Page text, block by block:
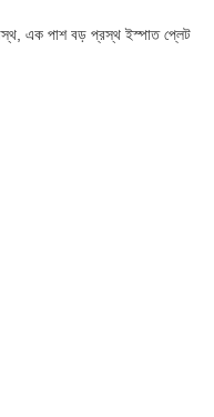
এক পাশ বড় প্রস্থ ইস্পাত প্লেট